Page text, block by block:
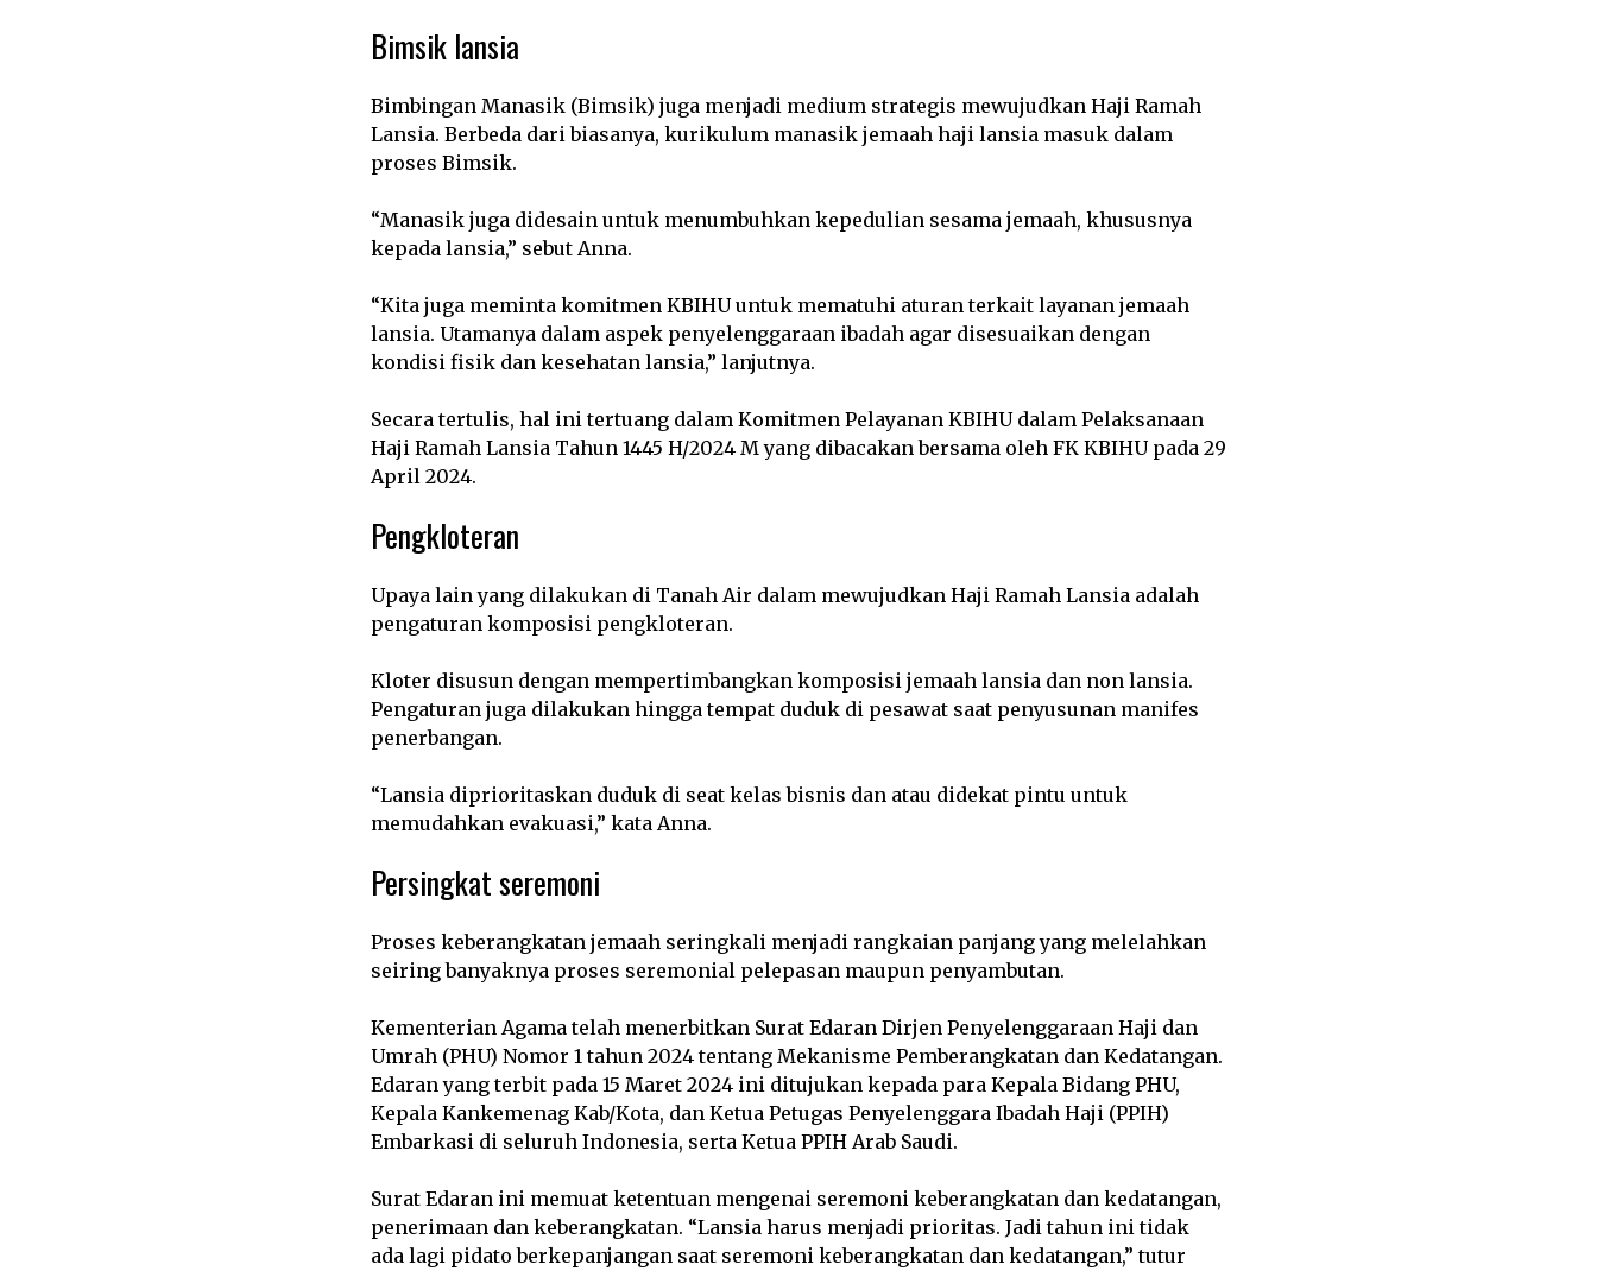
Bimsik lansia
Bimbingan Manasik (Bimsik) juga menjadi medium strategis mewujudkan Haji Ramah
Lansia. Berbeda dari biasanya, kurikulum manasik jemaah haji lansia masuk dalam
proses Bimsik.
“Manasik juga didesain untuk menumbuhkan kepedulian sesama jemaah, khususnya
kepada lansia,” sebut Anna.
“Kita juga meminta komitmen KBIHU untuk mematuhi aturan terkait layanan jemaah
lansia. Utamanya dalam aspek penyelenggaraan ibadah agar disesuaikan dengan
kondisi fisik dan kesehatan lansia,” lanjutnya.
Secara tertulis, hal ini tertuang dalam Komitmen Pelayanan KBIHU dalam Pelaksanaan
Haji Ramah Lansia Tahun 1445 H/2024 M yang dibacakan bersama oleh FK KBIHU pada 29
April 2024.
Pengkloteran
Upaya lain yang dilakukan di Tanah Air dalam mewujudkan Haji Ramah Lansia adalah
pengaturan komposisi pengkloteran.
Kloter disusun dengan mempertimbangkan komposisi jemaah lansia dan non lansia.
Pengaturan juga dilakukan hingga tempat duduk di pesawat saat penyusunan manifes
penerbangan.
“Lansia diprioritaskan duduk di seat kelas bisnis dan atau didekat pintu untuk
memudahkan evakuasi,” kata Anna.
Persingkat seremoni
Proses keberangkatan jemaah seringkali menjadi rangkaian panjang yang melelahkan
seiring banyaknya proses seremonial pelepasan maupun penyambutan.
Kementerian Agama telah menerbitkan Surat Edaran Dirjen Penyelenggaraan Haji dan
Umrah (PHU) Nomor 1 tahun 2024 tentang Mekanisme Pemberangkatan dan Kedatangan.
Edaran yang terbit pada 15 Maret 2024 ini ditujukan kepada para Kepala Bidang PHU,
Kepala Kankemenag Kab/Kota, dan Ketua Petugas Penyelenggara Ibadah Haji (PPIH)
Embarkasi di seluruh Indonesia, serta Ketua PPIH Arab Saudi.
Surat Edaran ini memuat ketentuan mengenai seremoni keberangkatan dan kedatangan,
penerimaan dan keberangkatan. “Lansia harus menjadi prioritas. Jadi tahun ini tidak
ada lagi pidato berkepanjangan saat seremoni keberangkatan dan kedatangan,” tutur